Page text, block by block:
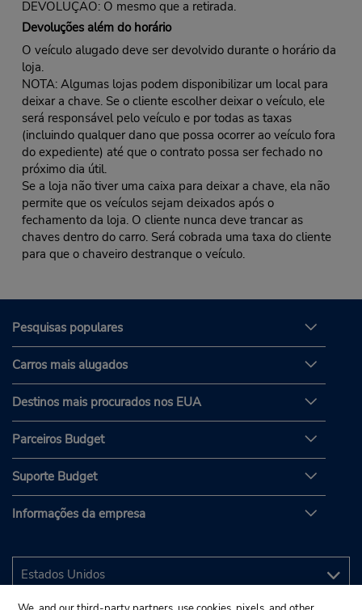
DEVOLUÇÃO: O mesmo que a retirada.
Devoluções além do horário
O veículo alugado deve ser devolvido durante o horário da
loja.
NOTA: Algumas lojas podem disponibilizar um local para
deixar a chave. Se o cliente escolher deixar o veículo, ele
será responsável pelo veículo e por todas as taxas
(incluindo qualquer dano que possa ocorrer ao veículo fora
do expediente) até que o contrato possa ser fechado no
próximo dia útil.
Se a loja não tiver uma caixa para deixar a chave, ela não
permite que os veículos sejam deixados após o
fechamento da loja. O cliente nunca deve trancar as
chaves dentro do carro. Será cobrada uma taxa do cliente
para que o chaveiro destranque o veículo.
Pesquisas populares
Carros mais alugados
Destinos mais procurados nos EUA
Parceiros Budget
Suporte Budget
Informações da empresa